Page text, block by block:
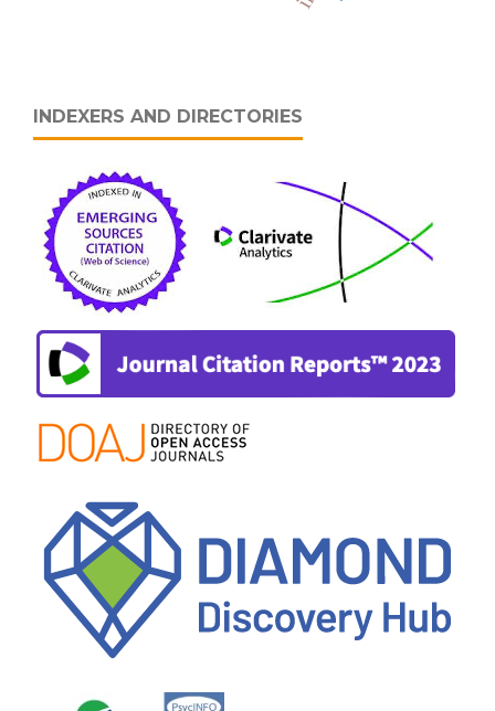
INDEXERS AND DIRECTORIES